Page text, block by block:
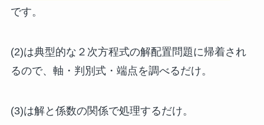
です。
(2)は典型的な２次方程式の解配置問題に帰着され
るので、軸・判別式・端点を調べるだけ。
(3)は解と係数の関係で処理するだけ。